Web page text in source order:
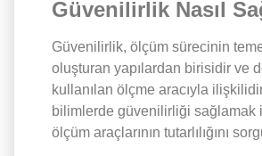
Güvenilirlik Nasıl
Güvenilirlik, ölçüm sürecinin
oluşturan yapılardan birisidir ve
kullanılan ölçme aracıyla
bilimlerde güvenilirliği sağlamak
ölçüm araçlarının tutarlılığını